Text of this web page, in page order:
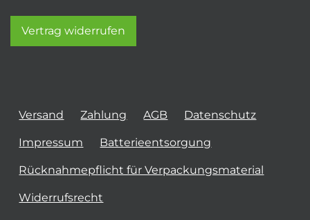
Vertrag widerrufen
Versand Zahlung AGB Datenschutz
Impressum Batterieentsorgung
Rücknahmepflicht für Verpackungsmaterial
Widerrufsrecht